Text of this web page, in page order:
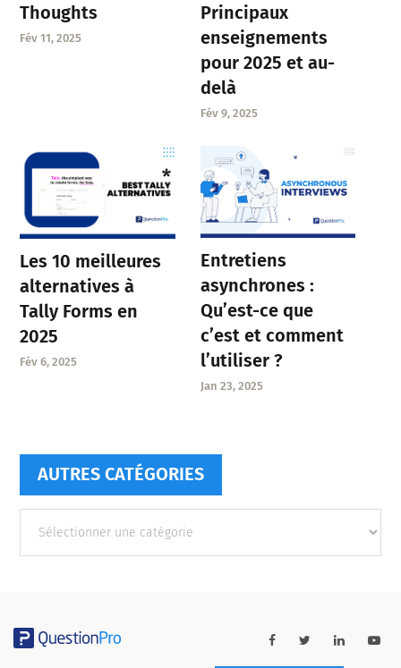
Thoughts
Fév 11, 2025
Principaux
enseignements
pour 2025 et au-
delà
Fév 9, 2025
Les 10 meilleures
alternatives à
Tally Forms en
2025
Fév 6, 2025
Entretiens
asynchrones :
Qu’est-ce que
c’est et comment
l’utiliser ?
Jan 23, 2025
AUTRES CATÉGORIES
catégories